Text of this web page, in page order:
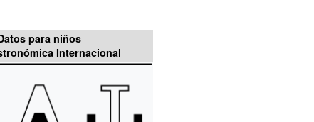
para niños
Internacional